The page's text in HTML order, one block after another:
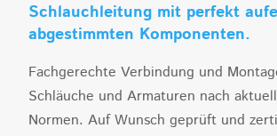
Schlauchleitung mit perfekt
abgestimmten Komponenten.
Fachgerechte Verbindung und
Schläuche und Armaturen nach
Normen. Auf Wunsch geprüft und